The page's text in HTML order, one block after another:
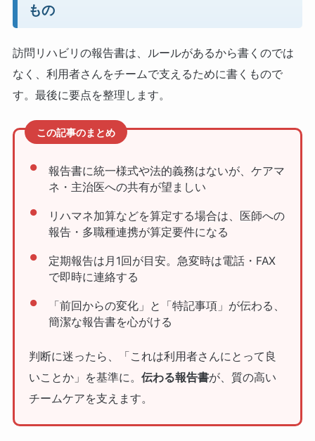
もの
訪問リハビリの報告書は、ルールがあるから書くのでは
なく、利用者さんをチームで支えるために書くもので
す。最後に要点を整理します。
この記事のまとめ
報告書に統一様式や法的義務はないが、ケアマ
ネ・主治医への共有が望ましい
リハマネ加算などを算定する場合は、医師への
報告・多職種連携が算定要件になる
定期報告は月1回が目安。急変時は電話・FAX
で即時に連絡する
「前回からの変化」と「特記事項」が伝わる、
簡潔な報告書を心がける
判断に迷ったら、「これは利用者さんにとって良
いことか」を基準に。伝わる報告書が、質の高い
チームケアを支えます。